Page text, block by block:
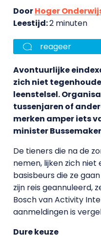
DoorHoger
Leestijd:2 minuten
reageer
Avontuurlijke
zich niet
leenstelsel.
tussenjaren of
merken amper iets
minister
De tieners die na de
nemen, lijken zich
basisbeurs die ze
zijn reis geannuleerd,
Bosch van Activity
aanmeldingen is
Dure keuze